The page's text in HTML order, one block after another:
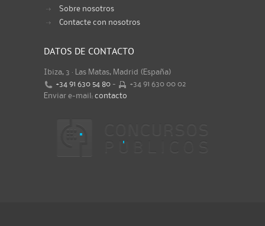
Sobre nosotros
Contacte con nosotros
DATOS DE CONTACTO
Ibiza, 3 · Las Matas, Madrid (España)
+34 91 630 54 80 -
+34 91 630 00 02
Enviar e-mail: contacto